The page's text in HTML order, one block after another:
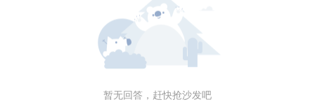
暂无回答，赶快抢沙发吧